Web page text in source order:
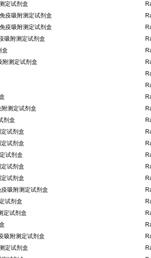
定试剂盒
疫吸附测定试剂盒
疫吸附测定试剂盒
吸附测定试剂盒
盒
附测定试剂盒
测定试剂盒
剂盒
试剂盒
试剂盒
试剂盒
试剂盒
试剂盒
吸附测定试剂盒
试剂盒
定试剂盒
吸附测定试剂盒
定试剂盒